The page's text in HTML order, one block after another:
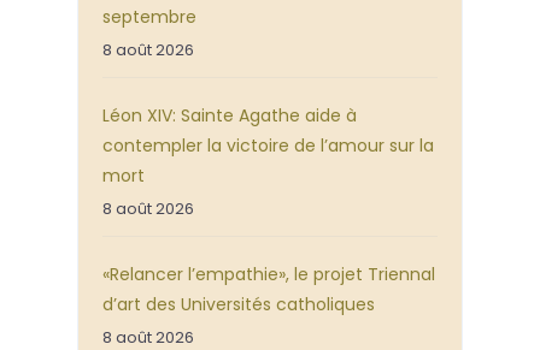
septembre
8 août 2026
Léon XIV: Sainte Agathe aide à
contempler la victoire de l’amour sur la
mort
8 août 2026
«Relancer l’empathie», le projet Triennal
d’art des Universités catholiques
8 août 2026